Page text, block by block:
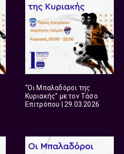
“Οι Μπαλαδόροι της
Κυριακής” με τον Τάσο
Επιτρόπου | 29.03.2026